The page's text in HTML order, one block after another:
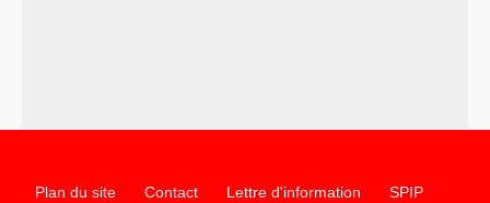
Plan du site Contact Lettre d'information SPIP